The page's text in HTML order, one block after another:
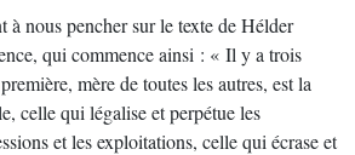
à nous pencher sur le texte de Hélder
qui commence ainsi : « Il y a trois
mère de toutes les autres, est la
celle qui légalise et perpétue les
et les exploitations, celle qui écrase et